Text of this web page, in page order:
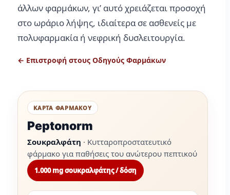
άλλων φαρμάκων, γι’ αυτό χρειάζεται προσοχή
στο ωράριο λήψης, ιδιαίτερα σε ασθενείς με
πολυφαρμακία ή νεφρική δυσλειτουργία.
← Επιστροφή στους Οδηγούς Φαρμάκων
ΚΑΡΤΑ ΦΑΡΜΑΚΟΥ
Peptonorm
Σουκραλφάτη · Κυτταροπροστατευτικό
φάρμακο για παθήσεις του ανώτερου πεπτικού
1.000 mg σουκραλφάτης / δόση